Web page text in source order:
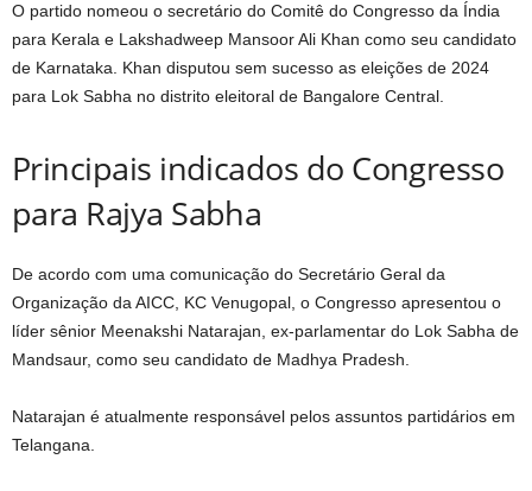
O partido nomeou o secretário do Comitê do Congresso da Índia
para Kerala e Lakshadweep Mansoor Ali Khan como seu candidato
de Karnataka. Khan disputou sem sucesso as eleições de 2024
para Lok Sabha no distrito eleitoral de Bangalore Central.
Principais indicados do Congresso
para Rajya Sabha
De acordo com uma comunicação do Secretário Geral da
Organização da AICC, KC Venugopal, o Congresso apresentou o
líder sênior Meenakshi Natarajan, ex-parlamentar do Lok Sabha de
Mandsaur, como seu candidato de Madhya Pradesh.
Natarajan é atualmente responsável pelos assuntos partidários em
Telangana.